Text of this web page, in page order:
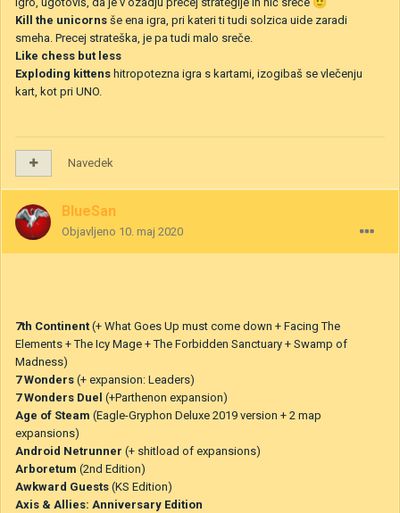
Kill the unicorns še ena igra, pri kateri ti tudi solzica uide zaradi
smeha. Precej strateška, je pa tudi malo sreče.
Like chess but less
Exploding kittens hitropotezna igra s kartami, izogibaš se vlečenju
kart, kot pri UNO.
Navedek
BlueSan
Objavljeno 10. maj 2020
7th Continent (+ What Goes Up must come down + Facing The
Elements + The Icy Mage + The Forbidden Sanctuary + Swamp of
Madness)
7 Wonders (+ expansion: Leaders)
7 Wonders Duel (+Parthenon expansion)
Age of Steam (Eagle-Gryphon Deluxe 2019 version + 2 map
expansions)
Android Netrunner (+ shitload of expansions)
Arboretum (2nd Edition)
Awkward Guests (KS Edition)
Axis & Allies: Anniversary Edition